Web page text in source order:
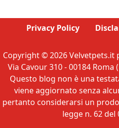
Privacy Policy
Copyright © 2026 Velvetpets.it
Via Cavour 310 - 00184 Roma
Questo blog non è una
viene aggiornato senza
pertanto considerarsi un
legge n. 62 del